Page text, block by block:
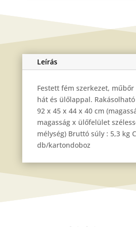
Leírás
Festett fém szerkezet,
hát és ülőlappal.
92 x 45 x 44 x 40 cm
magasság x ülőfelület
mélység) Bruttó súly : 5,3 kg
db/kartondoboz